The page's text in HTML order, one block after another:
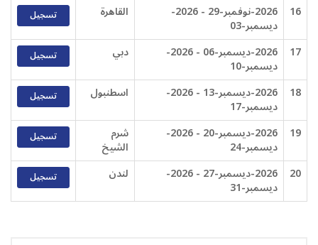
16 2026-نوفمبر-29 - 2026-
ديسمبر-03
القاهرة تسجيل
17 2026-ديسمبر-06 - 2026-
ديسمبر-10
دبي تسجيل
18 2026-ديسمبر-13 - 2026-
ديسمبر-17
اسطنبول تسجيل
19 2026-ديسمبر-20 - 2026-
ديسمبر-24
شرم
الشيخ
تسجيل
20 2026-ديسمبر-27 - 2026-
ديسمبر-31
لندن تسجيل